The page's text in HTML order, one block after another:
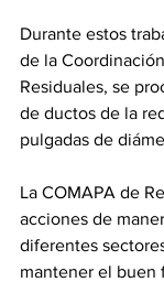
Durante estos
de la
Residuales, se
de ductos de la
pulgadas de
La COMAPA de
acciones de
diferentes
mantener el buen